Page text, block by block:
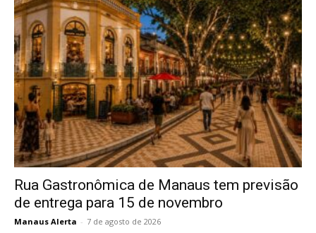
Rua Gastronômica de Manaus tem previsão
de entrega para 15 de novembro
Manaus Alerta - 7 de agosto de 2026